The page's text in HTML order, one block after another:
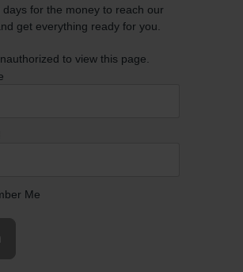
days for the money to reach our
get everything ready for you.
to view this page.
Me